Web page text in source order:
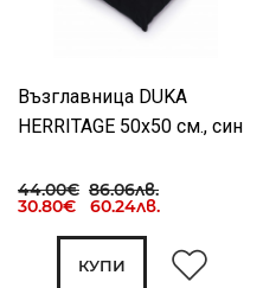
Възглавница DUKA
HERRITAGE 50x50 см., син
44.00€ 86.06лв.
30.80€ 60.24лв.
КУПИ